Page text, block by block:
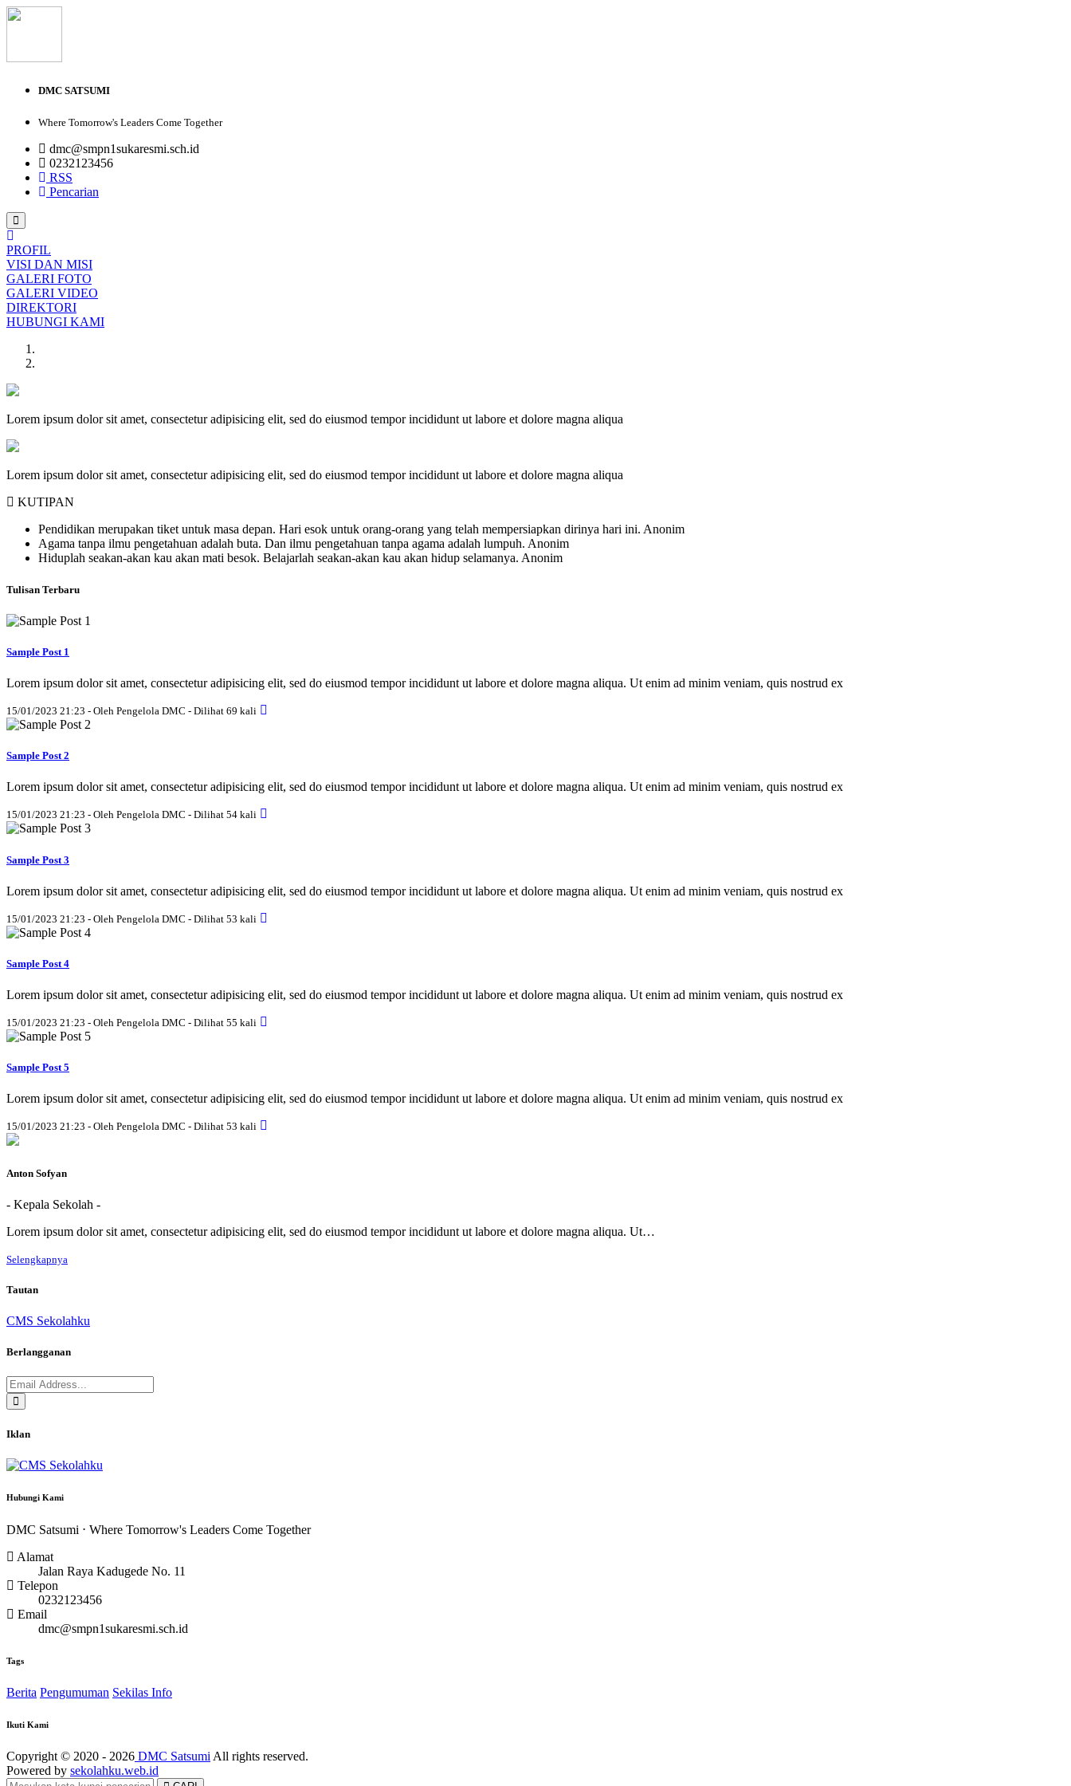
DMC SATSUMI
Where Tomorrow's Leaders Come Together
dmc@smpn1sukaresmi.sch.id
0232123456
RSS
Pencarian
PROFIL
VISI DAN MISI
GALERI FOTO
GALERI VIDEO
DIREKTORI
HUBUNGI KAMI
Lorem ipsum dolor sit amet, consectetur adipisicing elit, sed do eiusmod tempor incididunt ut labore et dolore magna aliqua
Lorem ipsum dolor sit amet, consectetur adipisicing elit, sed do eiusmod tempor incididunt ut labore et dolore magna aliqua
KUTIPAN
Pendidikan merupakan tiket untuk masa depan. Hari esok untuk orang-orang yang telah mempersiapkan dirinya hari ini. Anonim
Agama tanpa ilmu pengetahuan adalah buta. Dan ilmu pengetahuan tanpa agama adalah lumpuh. Anonim
Hiduplah seakan-akan kau akan mati besok. Belajarlah seakan-akan kau akan hidup selamanya. Anonim
Tulisan Terbaru
Sample Post 1
Lorem ipsum dolor sit amet, consectetur adipisicing elit, sed do eiusmod tempor incididunt ut labore et dolore magna aliqua. Ut enim ad minim veniam, quis nostrud ex
15/01/2023 21:23 - Oleh Pengelola DMC - Dilihat 69 kali
Sample Post 2
Lorem ipsum dolor sit amet, consectetur adipisicing elit, sed do eiusmod tempor incididunt ut labore et dolore magna aliqua. Ut enim ad minim veniam, quis nostrud ex
15/01/2023 21:23 - Oleh Pengelola DMC - Dilihat 54 kali
Sample Post 3
Lorem ipsum dolor sit amet, consectetur adipisicing elit, sed do eiusmod tempor incididunt ut labore et dolore magna aliqua. Ut enim ad minim veniam, quis nostrud ex
15/01/2023 21:23 - Oleh Pengelola DMC - Dilihat 53 kali
Sample Post 4
Lorem ipsum dolor sit amet, consectetur adipisicing elit, sed do eiusmod tempor incididunt ut labore et dolore magna aliqua. Ut enim ad minim veniam, quis nostrud ex
15/01/2023 21:23 - Oleh Pengelola DMC - Dilihat 55 kali
Sample Post 5
Lorem ipsum dolor sit amet, consectetur adipisicing elit, sed do eiusmod tempor incididunt ut labore et dolore magna aliqua. Ut enim ad minim veniam, quis nostrud ex
15/01/2023 21:23 - Oleh Pengelola DMC - Dilihat 53 kali
Anton Sofyan
- Kepala Sekolah -
Lorem ipsum dolor sit amet, consectetur adipisicing elit, sed do eiusmod tempor incididunt ut labore et dolore magna aliqua. Ut…
Selengkapnya
Tautan
CMS Sekolahku
Berlangganan
Iklan
Hubungi Kami
DMC Satsumi ⋅ Where Tomorrow's Leaders Come Together
Alamat
Jalan Raya Kadugede No. 11
Telepon
0232123456
Email
dmc@smpn1sukaresmi.sch.id
Tags
Berita Pengumuman Sekilas Info
Ikuti Kami
Copyright © 2020 - 2026 DMC Satsumi All rights reserved.
Powered by sekolahku.web.id